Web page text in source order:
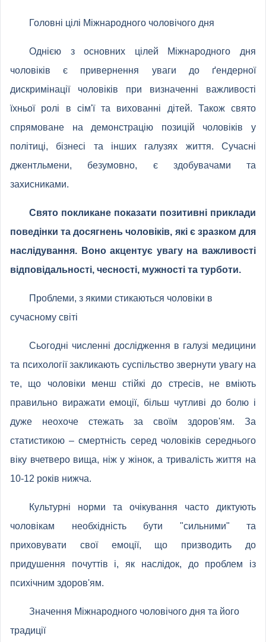
Головні цілі Міжнародного чоловічого дня
Однією з основних цілей Міжнародного дня
чоловіків є привернення уваги до ґендерної
дискримінації чоловіків при визначенні важливості
їхньої ролі в сім'ї та вихованні дітей. Також свято
спрямоване на демонстрацію позицій чоловіків у
політиці, бізнесі та інших галузях життя. Сучасні
джентльмени, безумовно, є здобувачами та
захисниками.
Свято покликане показати позитивні приклади
поведінки та досягнень чоловіків, які є зразком для
наслідування. Воно акцентує увагу на важливості
відповідальності, чесності, мужності та турботи.
Проблеми, з якими стикаються чоловіки в
сучасному світі
Сьогодні численні дослідження в галузі медицини
та психології закликають суспільство звернути увагу на
те, що чоловіки менш стійкі до стресів, не вміють
правильно виражати емоції, більш чутливі до болю і
дуже неохоче стежать за своїм здоров'ям. За
статистикою – смертність серед чоловіків середнього
віку вчетверо вища, ніж у жінок, а тривалість життя на
10-12 років нижча.
Культурні норми та очікування часто диктують
чоловікам необхідність бути "сильними" та
приховувати свої емоції, що призводить до
придушення почуттів і, як наслідок, до проблем із
психічним здоров'ям.
Значення Міжнародного чоловічого дня та його
традиції